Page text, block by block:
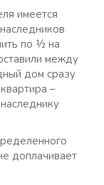
имеется
по ½ на
между
дом сразу
–
доплачивает